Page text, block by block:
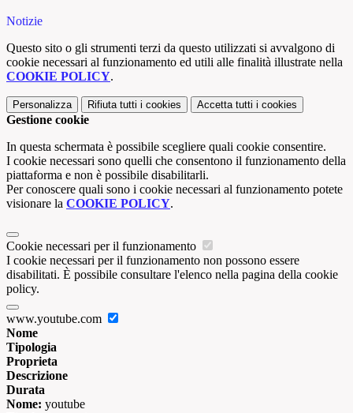
Notizie
Questo sito o gli strumenti terzi da questo utilizzati si avvalgono di
cookie necessari al funzionamento ed utili alle finalità illustrate nella
COOKIE POLICY.
Personalizza Rifiuta tutti i cookies Accetta tutti i cookies
Gestione cookie
In questa schermata è possibile scegliere quali cookie consentire.
I cookie necessari sono quelli che consentono il funzionamento della
piattaforma e non è possibile disabilitarli.
Per conoscere quali sono i cookie necessari al funzionamento potete
visionare la COOKIE POLICY.
Cookie necessari per il funzionamento
I cookie necessari per il funzionamento non possono essere
disabilitati. È possibile consultare l'elenco nella pagina della cookie
policy.
www.youtube.com
Nome
Tipologia
Proprieta
Descrizione
Durata
Nome: youtube